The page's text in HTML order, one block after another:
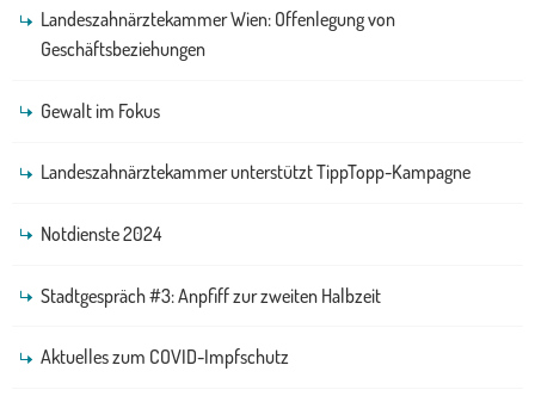
Landeszahnärztekammer Wien: Offenlegung von
Geschäftsbeziehungen
Gewalt im Fokus
Landeszahnärztekammer unterstützt TippTopp-Kampagne
Notdienste 2024
Stadtgespräch #3: Anpfiff zur zweiten Halbzeit
Aktuelles zum COVID-Impfschutz